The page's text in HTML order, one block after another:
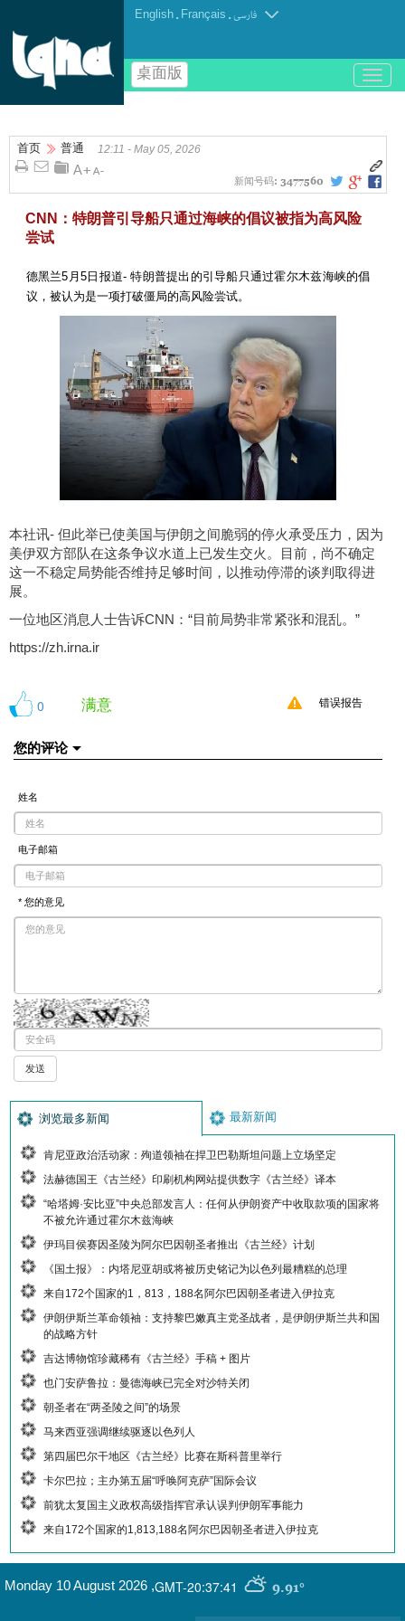
English . Français .فارسی
桌面版
باز
و
کردن
首页 普通 12:11 - May 05, 2026
新闻号码: 3477560
CNN：特朗普引导船只通过海峡的倡议被指为高风险
尝试
德黑兰5月5日报道- 特朗普提出的引导船只通过霍尔木兹海峡的倡
议，被认为是一项打破僵局的高风险尝试。
本社讯- 但此举已使美国与伊朗之间脆弱的停火承受压力，因为
美伊双方部队在这条争议水道上已发生交火。目前，尚不确定
这一不稳定局势能否维持足够时间，以推动停滞的谈判取得进
展。
一位地区消息人士告诉CNN：“目前局势非常紧张和混乱。”
https://zh.irna.ir
0 满意 错误报告
您的评论
姓名
电子邮箱
* 您的意见
浏览最多新闻 最新新闻
肯尼亚政治活动家：殉道领袖在捍卫巴勒斯坦问题上立场坚定
法赫德国王《古兰经》印刷机构网站提供数字《古兰经》译本
“哈塔姆·安比亚”中央总部发言人：任何从伊朗资产中收取款项的国家将
不被允许通过霍尔木兹海峡
伊玛目侯赛因圣陵为阿尔巴因朝圣者推出《古兰经》计划
《国土报》：内塔尼亚胡或将被历史铭记为以色列最糟糕的总理
来自172个国家的1，813，188名阿尔巴因朝圣者进入伊拉克
伊朗伊斯兰革命领袖：支持黎巴嫩真主党圣战者，是伊朗伊斯兰共和国
的战略方针
吉达博物馆珍藏稀有《古兰经》手稿 + 图片
也门安萨鲁拉：曼德海峡已完全对沙特关闭
朝圣者在“两圣陵之间”的场景
马来西亚强调继续驱逐以色列人
第四届巴尔干地区《古兰经》比赛在斯科普里举行
卡尔巴拉；主办第五届“呼唤阿克萨”国际会议
前犹太复国主义政权高级指挥官承认误判伊朗军事能力
来自172个国家的1,813,188名阿尔巴因朝圣者进入伊拉克
GMT-20:37:41 9.91°
Monday 10 August 2026 ,